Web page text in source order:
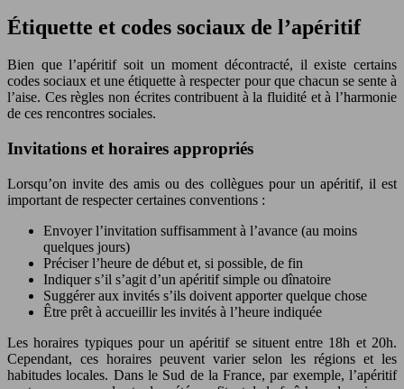
Étiquette et codes sociaux de l’apéritif
Bien que l’apéritif soit un moment décontracté, il existe certains
codes sociaux et une étiquette à respecter pour que chacun se sente à
l’aise. Ces règles non écrites contribuent à la fluidité et à l’harmonie
de ces rencontres sociales.
Invitations et horaires appropriés
Lorsqu’on invite des amis ou des collègues pour un apéritif, il est
important de respecter certaines conventions :
Envoyer l’invitation suffisamment à l’avance (au moins
quelques jours)
Préciser l’heure de début et, si possible, de fin
Indiquer s’il s’agit d’un apéritif simple ou dînatoire
Suggérer aux invités s’ils doivent apporter quelque chose
Être prêt à accueillir les invités à l’heure indiquée
Les horaires typiques pour un apéritif se situent entre 18h et 20h.
Cependant, ces horaires peuvent varier selon les régions et les
habitudes locales. Dans le Sud de la France, par exemple, l’apéritif